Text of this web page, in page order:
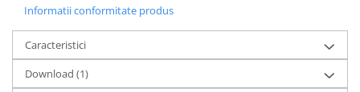
Informatii conformitate produs
Caracteristici
Download (1)